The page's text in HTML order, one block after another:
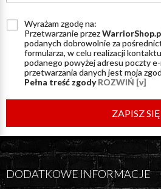
Wyrażam zgodę na:
Przetwarzanie przez
podanych dobrowolnie za
formularza, w celu realizacji
podanego powyżej adresu poczty
przetwarzania danych jest moja
Pełna treść zgodyROZWIŃ [v]
ZAPISZ SIĘ
DODATKOWE INFORMACJE